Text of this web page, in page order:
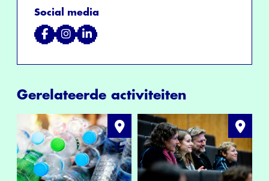
Social media
Gerelateerde activiteiten